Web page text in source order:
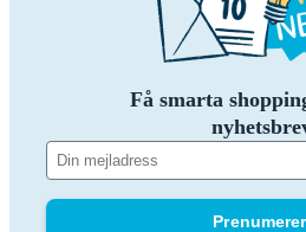
Få smarta